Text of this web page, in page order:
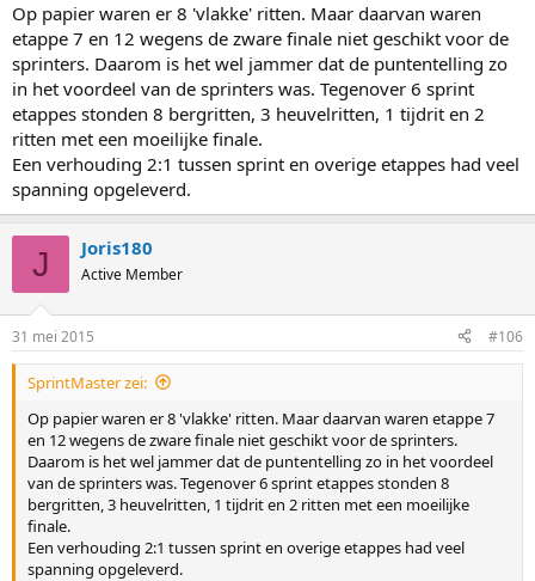
Op papier waren er 8 'vlakke' ritten. Maar daarvan waren
etappe 7 en 12 wegens de zware finale niet geschikt voor de
sprinters. Daarom is het wel jammer dat de puntentelling zo
in het voordeel van de sprinters was. Tegenover 6 sprint
etappes stonden 8 bergritten, 3 heuvelritten, 1 tijdrit en 2
ritten met een moeilijke finale.
Een verhouding 2:1 tussen sprint en overige etappes had veel
spanning opgeleverd.
J Joris180
Active Member
31 mei 2015 #106
SprintMaster zei:
Op papier waren er 8 'vlakke' ritten. Maar daarvan waren etappe 7
en 12 wegens de zware finale niet geschikt voor de sprinters.
Daarom is het wel jammer dat de puntentelling zo in het voordeel
van de sprinters was. Tegenover 6 sprint etappes stonden 8
bergritten, 3 heuvelritten, 1 tijdrit en 2 ritten met een moeilijke
finale.
Een verhouding 2:1 tussen sprint en overige etappes had veel
spanning opgeleverd.